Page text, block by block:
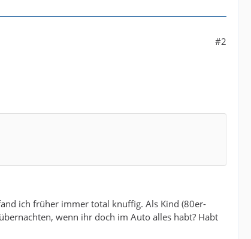
#2
ich früher immer total knuffig. Als Kind (80er-
wenn ihr doch im Auto alles habt? Habt